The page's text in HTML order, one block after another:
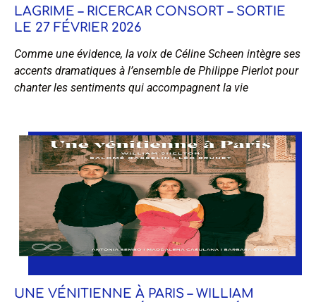
LAGRIME – RICERCAR CONSORT – SORTIE
LE 27 FÉVRIER 2026
Comme une évidence, la voix de Céline Scheen intègre ses
accents dramatiques à l’ensemble de Philippe Pierlot pour
chanter les sentiments qui accompagnent la vie
UNE VÉNITIENNE À PARIS – WILLIAM